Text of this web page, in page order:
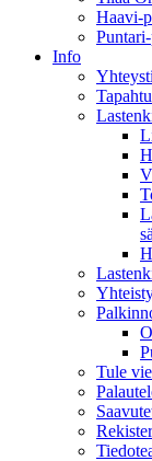
Haavi-
Info
Tule